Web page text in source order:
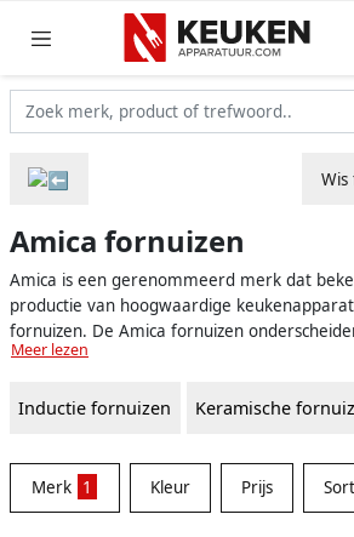
Wis
Amica fornuizen
Amica is een gerenommeerd merk dat
productie van hoogwaardige
fornuizen. De Amica fornuizen
betrouwbaarheid, geavanceerde
keukens en zijn verkrijgbaar in diverse
Meer lezen
Inductie fornuizen Keramische
Merk 1 Kleur Prijs